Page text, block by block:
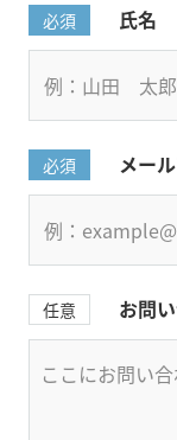
必須 氏名
必須 メー
任意 お問